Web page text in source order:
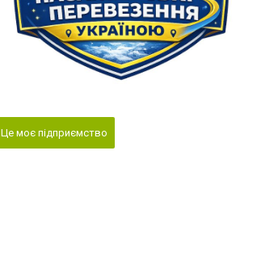
Це моє підприємство